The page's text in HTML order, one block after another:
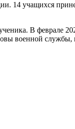
14 учащихся
В феврале
военной службы,